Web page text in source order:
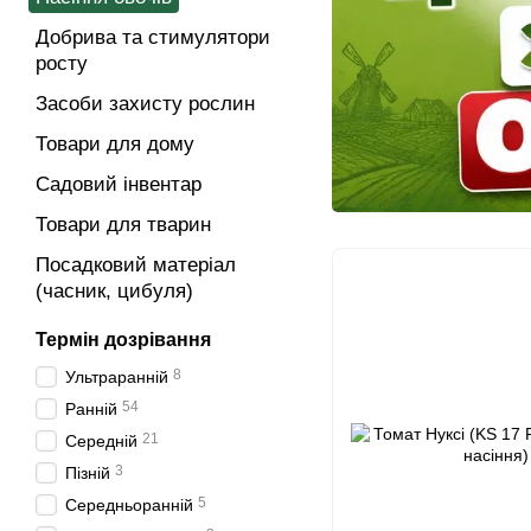
Добрива та стимулятори
росту
Засоби захисту рослин
Товари для дому
Садовий інвентар
Товари для тварин
Посадковий матеріал
(часник, цибуля)
Термін дозрівання
Ультраранній 8
Ранній 54
Середній 21
Пізній 3
Середньоранній 5